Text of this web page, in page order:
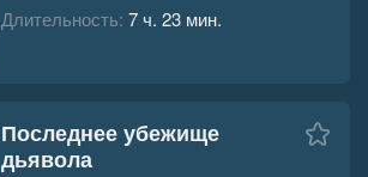
Длительность: 7 ч. 23 мин.
Последнее убежище
дьявола